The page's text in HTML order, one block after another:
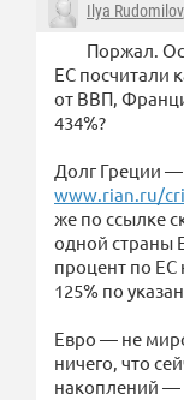
Ilya Rudomilov
Поржал.
ЕС посчитали
от ВВП,
434%?
Долг Греции —
www.rian.ru/
же по ссылке
одной страны
процент по ЕС
125% по
Евро — не
ничего, что
накоплений —